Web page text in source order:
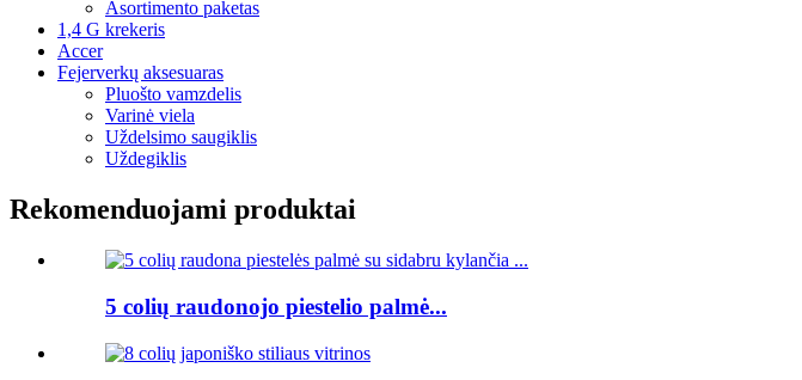
Asortimento paketas
1,4 G krekeris
Accer
Fejerverkų aksesuaras
Pluošto vamzdelis
Varinė viela
Uždelsimo saugiklis
Uždegiklis
Rekomenduojami produktai
5 colių raudonojo piestelio palmė...